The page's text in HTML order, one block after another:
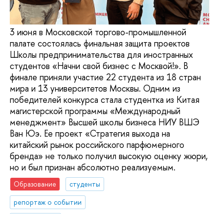
3 июня в Московской торгово-промышленной
палате состоялась финальная защита проектов
Школы предпринимательства для иностранных
студентов «Начни свой бизнес с Москвой!». В
финале приняли участие 22 студента из 18 стран
мира и 13 университетов Москвы. Одним из
победителей конкурса стала студентка из Китая
магистерской программы «Международный
менеджмент» Высшей школы бизнеса НИУ ВШЭ
Ван Юэ. Ее проект «Стратегия выхода на
китайский рынок российского парфюмерного
бренда» не только получил высокую оценку жюри,
но и был признан абсолютно реализуемым.
Образование
студенты
репортаж о событии